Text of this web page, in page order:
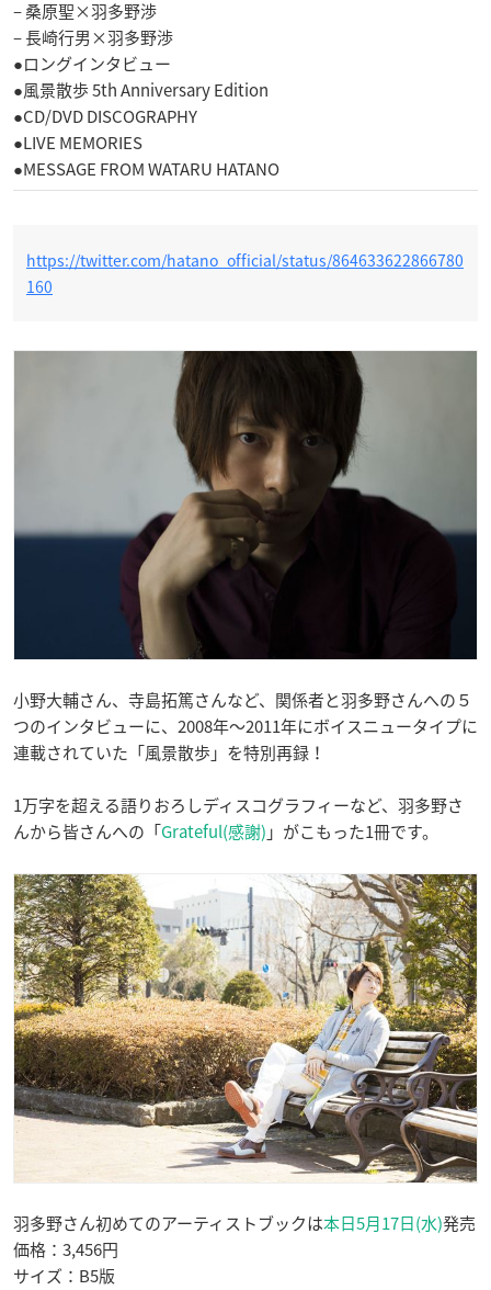
– 桑原聖×羽多野渉
– 長崎行男×羽多野渉
●ロングインタビュー
●風景散歩 5th Anniversary Edition
●CD/DVD DISCOGRAPHY
●LIVE MEMORIES
●MESSAGE FROM WATARU HATANO
https://twitter.com/hatano_official/status/864633622866780
160
小野大輔さん、寺島拓篤さんなど、関係者と羽多野さんへの５
つのインタビューに、2008年〜2011年にボイスニュータイプに
連載されていた「風景散歩」を特別再録！
1万字を超える語りおろしディスコグラフィーなど、羽多野さ
んから皆さんへの「Grateful(感謝) 」がこもった1冊です。
羽多野さん初めてのアーティストブックは本日5月17日(水)発売
価格：3,456円
サイズ：B5版